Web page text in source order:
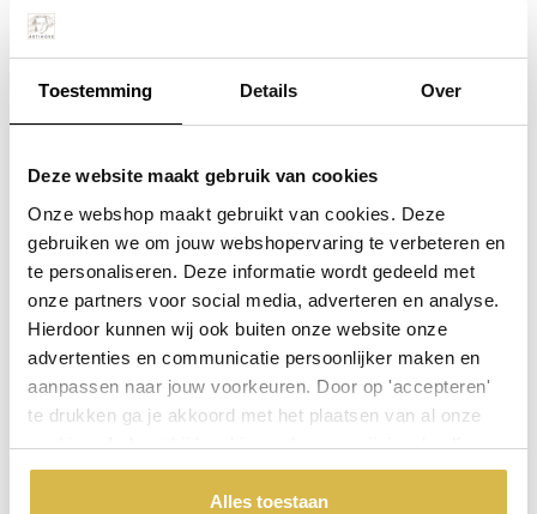
Toestemming Details Over
Deze website maakt gebruik van cookies
Onze webshop maakt gebruikt van cookies. Deze
gebruiken we om jouw webshopervaring te verbeteren en
te personaliseren. Deze informatie wordt gedeeld met
onze partners voor social media, adverteren en analyse.
Hierdoor kunnen wij ook buiten onze website onze
advertenties en communicatie persoonlijker maken en
aanpassen naar jouw voorkeuren. Door op 'accepteren'
te drukken ga je akkoord met het plaatsen van al onze
cookies. Je kunt bij 'cookievoorkeuren wijzigen' zelf
aangeven welke cookies jouw akkoord krijgen. En door te
'weigeren' worden alleen de functionele cookies
Alles toestaan
Per stuk
€ 495,00